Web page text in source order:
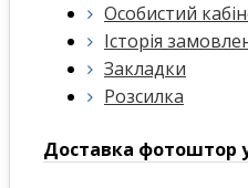
Особистий
Історія
Закладки
Розсилка
Доставка фотоштор у